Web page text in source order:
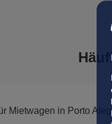
Mietwagen in Porto